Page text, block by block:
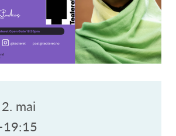
mai